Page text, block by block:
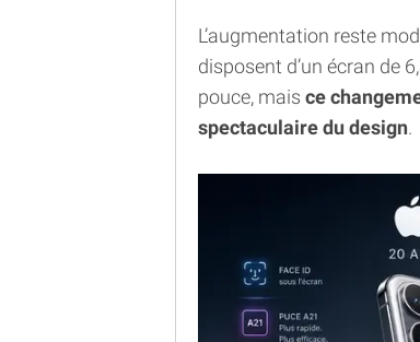
L’augmentation reste
disposent d’un écran de
pouce, mais ce
spectaculaire du design.